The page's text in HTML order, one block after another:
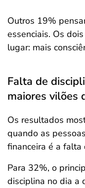
Outros 19%
essenciais. Os
lugar: mais
Falta de
maiores vilões
Os resultados
quando as
financeira é a falta
Para 32%, o
disciplina no dia a